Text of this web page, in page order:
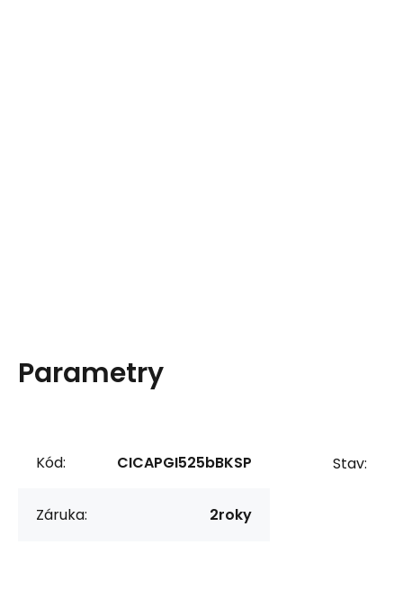
Parametry
Kód: CICAPGI525bBKSP
Záruka: 2roky
Stav: